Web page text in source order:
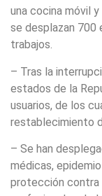
una cocina móvil
se desplazan 700
trabajos.
– Tras la
estados de la
usuarios, de los
restablecimiento
– Se han
médicas,
protección contra